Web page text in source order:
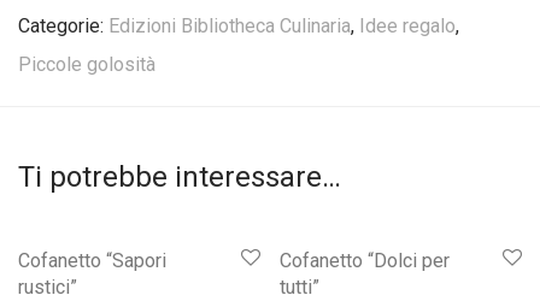
Categorie: Edizioni Bibliotheca Culinaria, Idee regalo,
Piccole golosità
Ti potrebbe interessare…
Cofanetto “Sapori
rustici”
Cofanetto “Dolci per
tutti”